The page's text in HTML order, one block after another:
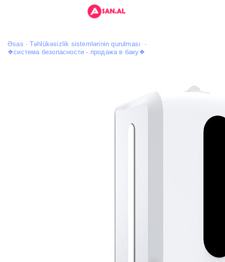
Əsas
Təhlükəsizlik sistemlərinin qurulması
❖система безопасности - продажа в баку❖